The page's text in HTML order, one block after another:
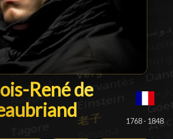
René de
René de
█ 1768 - 1848